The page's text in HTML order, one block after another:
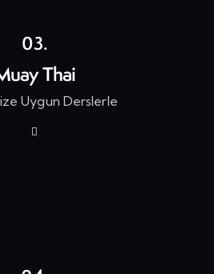
03.
Thai
Uygun Derslerle